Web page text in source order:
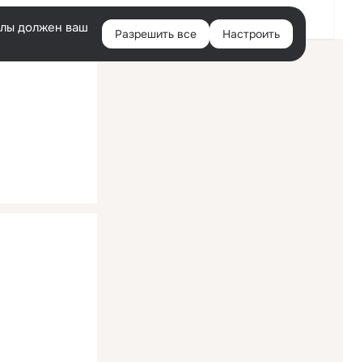
Войти
должен ваш
Разрешить все Настроить